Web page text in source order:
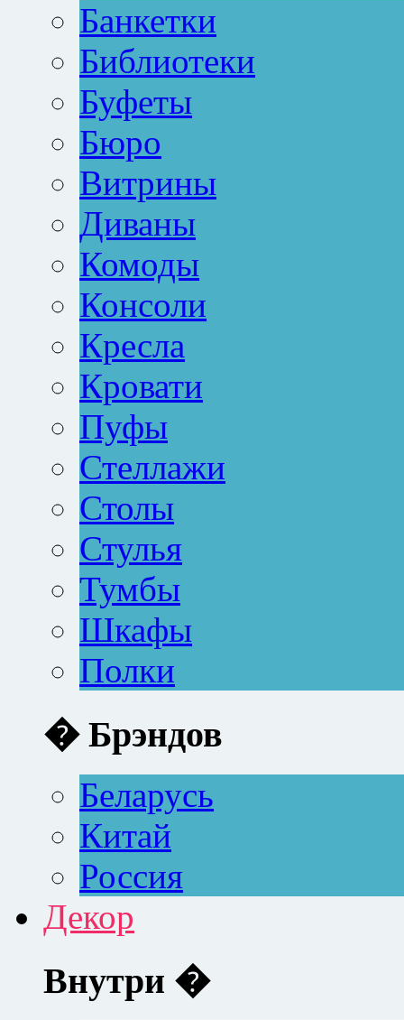
Банкетки
Библиотеки
Буфеты
Бюро
Витрины
Диваны
Комоды
Консоли
Кресла
Кровати
Пуфы
Стеллажи
Столы
Стулья
Тумбы
Шкафы
Полки
� Брэндов
Беларусь
Китай
Россия
Декор
Внутри �